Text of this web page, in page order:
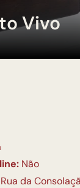
Vivo
Não
Rua da